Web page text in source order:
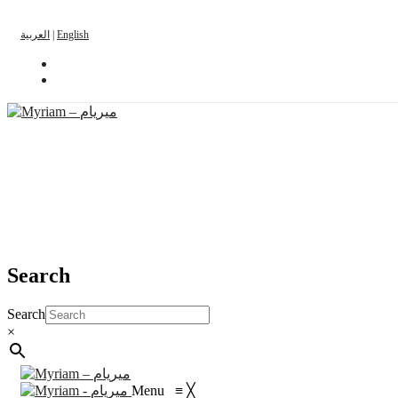
العربية English
Search
Search
×
Menu ≡ ╳